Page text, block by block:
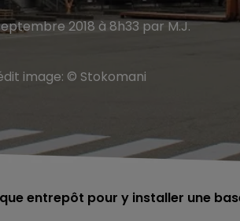
2018 à 8h33 par M.J.
image: © Stokomani
entrepôt pour y installer une